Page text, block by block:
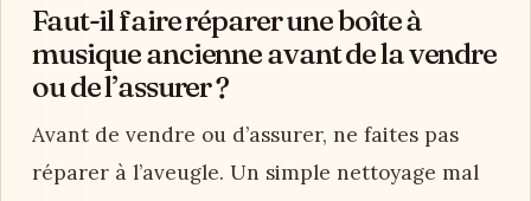
Faut-il faire réparer une boîte à
musique ancienne avant de la vendre
ou de l’assurer ?
Avant de vendre ou d’assurer, ne faites pas
réparer à l’aveugle. Un simple nettoyage mal